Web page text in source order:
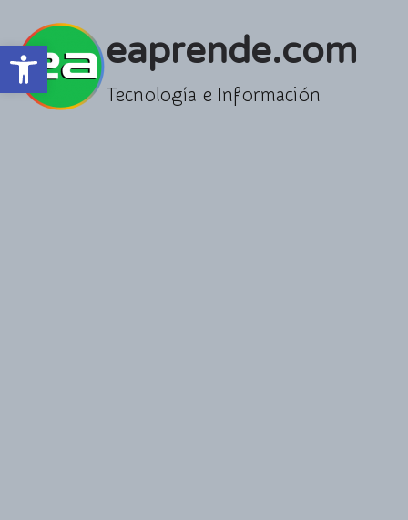
Abrir barra de herramientas
contenido
eaprende.com
Tecnología e Información